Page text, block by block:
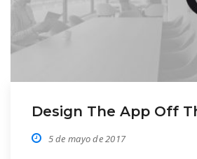
Design The App Off
5 de mayo de 2017